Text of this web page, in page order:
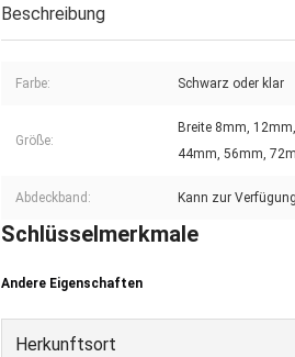
Beschreibung
Farbe: Schwarz oder klar
Größe:
Breite 8mm,
44mm, 56mm,
Abdeckband: Kann zur
Schlüsselmerkmale
Andere Eigenschaften
Herkunftsort